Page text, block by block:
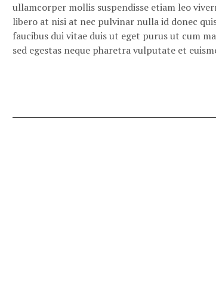
ullamcorper mollis suspendisse etiam leo
libero at nisi at nec pulvinar nulla id donec
faucibus dui vitae duis ut eget purus ut cum
sed egestas neque pharetra vulputate et